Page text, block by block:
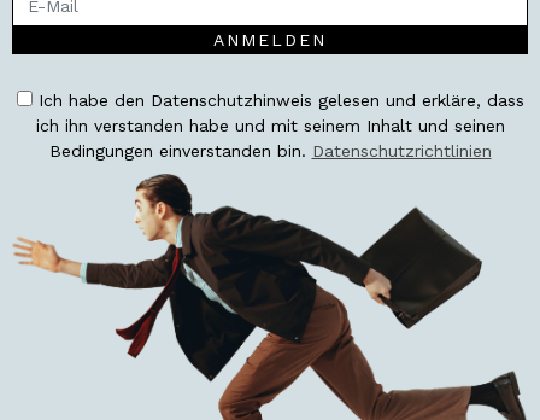
ANMELDEN
Ich habe den Datenschutzhinweis gelesen und erkläre, dass
ich ihn verstanden habe und mit seinem Inhalt und seinen
Bedingungen einverstanden bin. Datenschutzrichtlinien